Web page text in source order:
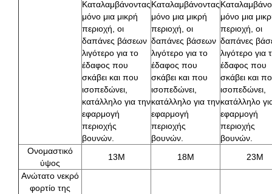
Καταλαμβάνοντας
μόνο μια μικρή
περιοχή, οι
δαπάνες βάσεων
λιγότερο για το
έδαφος που
σκάβει και που
ισοπεδώνει,
κατάλληλο για την
εφαρμογή
περιοχής
βουνών.
Καταλαμβάνοντας
μόνο μια μικρή
περιοχή, οι
δαπάνες βάσεων
λιγότερο για το
έδαφος που
σκάβει και που
ισοπεδώνει,
κατάλληλο για την
εφαρμογή
περιοχής
βουνών.
μόνο μια
περιοχή, οι
δαπάνες
λιγότερο για
έδαφος που
σκάβει και
ισοπεδώνει,
κατάλληλο
εφαρμογή
περιοχής
βουνών.
Ονομαστικό
ύψος
13M 18M
23M
Ανώτατο νεκρό
φορτίο της